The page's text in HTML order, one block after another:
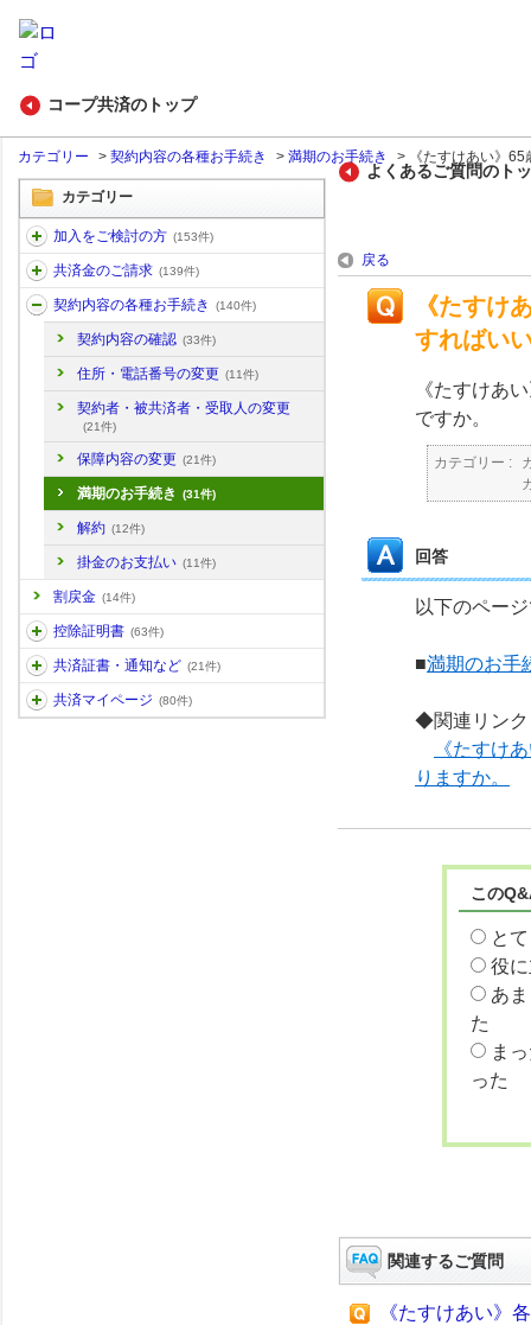
コープ共済のトップ
カテゴリー > 契約内容の各種お手続き > 満期のお手続き > 《たすけあい》
カテゴリー
加入をご検討の方 (153件)
共済金のご請求 (139件)
契約内容の各種お手続き (140件)
契約内容の確認 (33件)
住所・電話番号の変更 (11件)
契約者・被共済者・受取人の変更
(21件)
保障内容の変更 (21件)
満期のお手続き (31件)
解約 (12件)
掛金のお支払い (11件)
割戻金 (14件)
控除証明書 (63件)
共済証書・通知など (21件)
共済マイページ (80件)
よくあるご質問のト
戻る
《たすけ
すればい
《たすけあ
ですか。
カテゴリー :
回答
以下のペー
■満期のお手
◆関連リンク
《たすけ
りますか。
この
と
役
あ
た
ま
った
関連するご質問
《たすけあい》